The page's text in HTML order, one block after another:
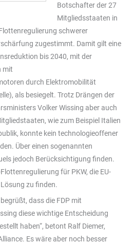
Botschafter der 27
Mitgliedsstaaten in
schwerer
zugestimmt. Damit gilt eine
bis 2040, mit der
mit
durch Elektromobilität
als besiegelt. Trotz Drängen der
Volker Wissing aber auch
wie zum Beispiel Italien
konnte kein technologieoffener
Über einen sogenannten
jedoch Berücksichtigung finden.
für PKW, die EU-
zu finden.
dass die FDP mit
diese wichtige Entscheidung
haben“, betont Ralf Diemer,
Es wäre aber noch besser